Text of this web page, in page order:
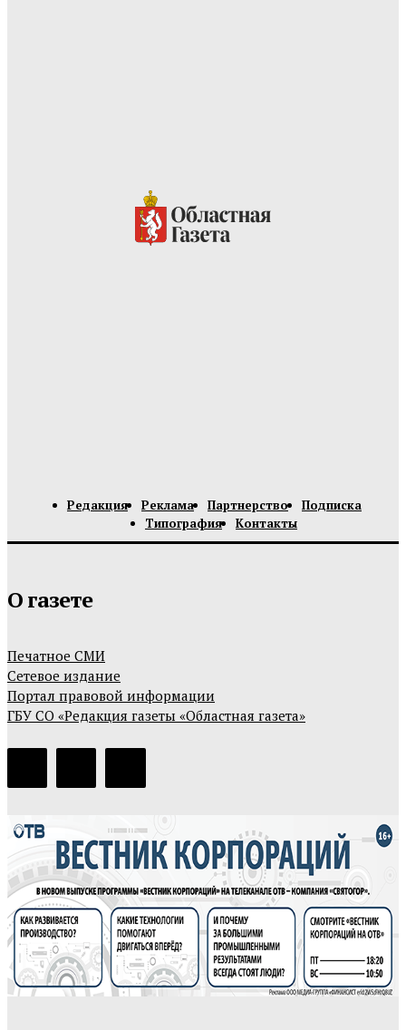
Редакция Реклама Партнерство
Подписка
Типография
Контакты
О газете
Печатное СМИ
Сетевое издание
Портал правовой информации
ГБУ СО «Редакция газеты «Областная газета»